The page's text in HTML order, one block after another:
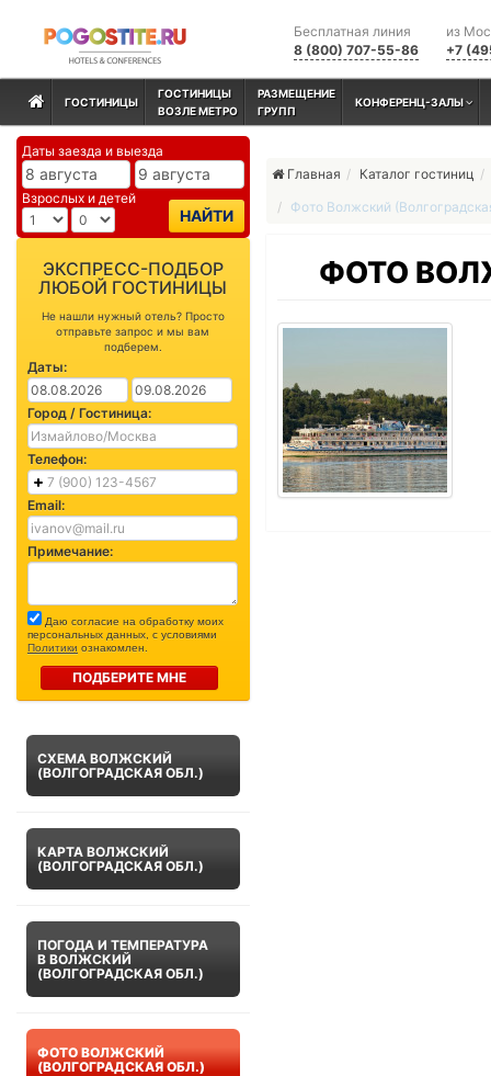
из
+7
Бесплатная линия
8 (800) 707-55-86
ГОСТИНИЦЫ
ГОСТИНИЦЫ
ВОЗЛЕ МЕТРО
РАЗМЕЩЕНИЕ
ГРУПП
КОНФЕРЕНЦ-ЗАЛЫ
Даты заезда и выезда
Взрослых и детей
НАЙТИ
ЭКСПРЕСС-ПОДБОР
ЛЮБОЙ ГОСТИНИЦЫ
Не нашли нужный отель? Просто
отправьте запрос и мы вам
подберем.
Даты:
Город / Гостиница:
Телефон:
Email:
Примечание:
Даю согласие на обработку моих
персональных данных, с условиями
Политики ознакомлен.
ПОДБЕРИТЕ МНЕ
СХЕМА ВОЛЖСКИЙ
(ВОЛГОГРАДСКАЯ ОБЛ.)
КАРТА ВОЛЖСКИЙ
(ВОЛГОГРАДСКАЯ ОБЛ.)
ПОГОДА И ТЕМПЕРАТУРА
В ВОЛЖСКИЙ
(ВОЛГОГРАДСКАЯ ОБЛ.)
ФОТО ВОЛЖСКИЙ
(ВОЛГОГРАДСКАЯ ОБЛ.)
Главная
Каталог гостиниц
Фото Волжский
ФОТО